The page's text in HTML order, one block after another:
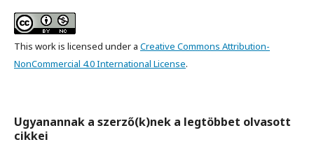
This work is licensed under a Creative Commons Attribution-
NonCommercial 4.0 International License.
Ugyanannak a szerző(k)nek a legtöbbet olvasott
cikkei